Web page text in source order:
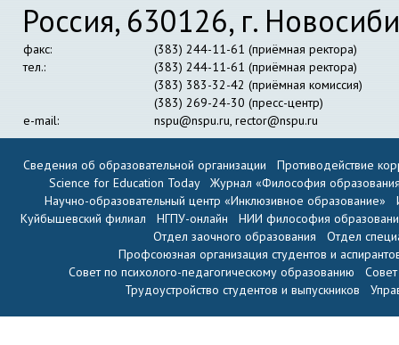
Россия, 630126, г.
факс:
(383) 244-11-61 (приёмная ректора)
тел.:
(383) 244-11-61 (приёмная ректора)
(383) 383-32-42 (приёмная комиссия)
(383) 269-24-30 (пресс-центр)
e-mail:
nspu@nspu.ru, rector@nspu.ru
Сведения об образовательной организации
Противодействие
Science for Education Today
Журнал «Философия
Научно-образовательный центр «Инклюзивное образование»
Куйбышевский филиал
НГПУ-онлайн
НИИ философия
Отдел заочного образования
Отдел
Профсоюзная организация студентов и
Совет по психолого-педагогическому образованию
Трудоустройство студентов и выпускников